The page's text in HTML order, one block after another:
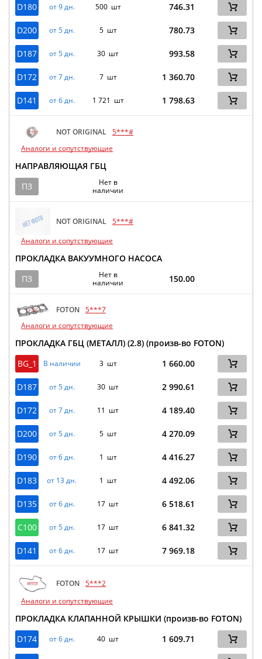
D180 от 9 дн. 500 шт 746.31
D200 от 5 дн. 5 шт 780.73
D187 от 5 дн. 30 шт 993.58
D172 от 7 дн. 7 шт 1 360.70
D141 от 6 дн. 1 721 шт 1 798.63
NOT ORIGINAL 5***#
Аналоги и сопутствующие
НАПРАВЛЯЮЩАЯ ГБЦ
ПЗ
Нет в
наличии
NOT ORIGINAL 5***#
Аналоги и сопутствующие
ПРОКЛАДКА ВАКУУМНОГО НАСОСА
ПЗ
Нет в
наличии
150.00
FOTON 5***7
Аналоги и сопутствующие
ПРОКЛАДКА ГБЦ (МЕТАЛЛ) (2.8) (произв-во FOTON)
BG_1
В наличии 3 шт 1 660.00
D187 от 5 дн. 30 шт 2 990.61
D172 от 7 дн. 11 шт 4 189.40
D200 от 5 дн. 5 шт 4 270.09
D190 от 6 дн. 1 шт 4 416.27
D183 от 13 дн. 1 шт 4 492.06
D135 от 6 дн. 17 шт 6 518.61
C100 от 5 дн. 17 шт 6 841.32
D141 от 6 дн. 17 шт 7 969.18
FOTON 5***2
Аналоги и сопутствующие
ПРОКЛАДКА КЛАПАННОЙ КРЫШКИ (произв-во FOTON)
D174
от 6 дн. 40 шт 1 609.71